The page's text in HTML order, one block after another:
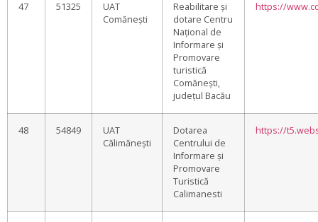
47 51325
UAT
Comănești
Reabilitare și
dotare Centru
Național de
Informare și
Promovare
turistică
Comănești,
județul Bacău
https://
48 54849
UAT
Călimănești
Dotarea
Centrului de
Informare și
Promovare
Turistică
Calimanesti
https://